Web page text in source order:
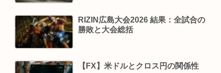
RIZIN広島大会2026 結果：全試合の
勝敗と大会総括
【FX】米ドルとクロス円の関係性